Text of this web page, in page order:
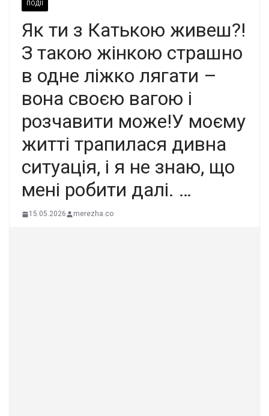
ПОДІЇ
Як ти з Катькою живеш?!
З такою жінкою страшно
в одне ліжко лягати –
вона своєю вагою і
розчавити може!У моєму
житті трапилася дивна
ситуація, і я не знаю, що
мені робити далі. …
15.05.2026 merezha.co